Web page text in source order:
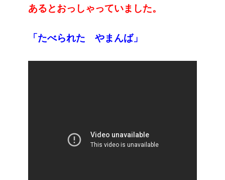
あるとおっしゃっていました。
「たべられた やまんば」